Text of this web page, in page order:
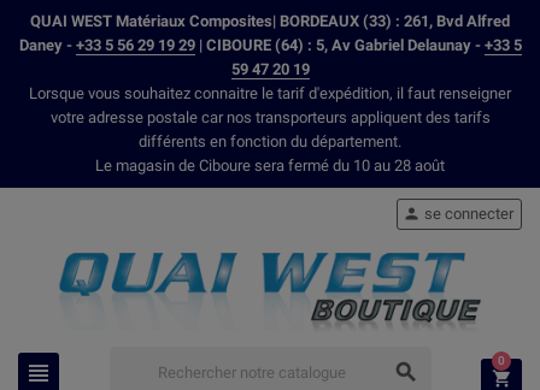
QUAI WEST Matériaux Composites| BORDEAUX (33) : 261, Bvd Alfred
Daney - +33 5 56 29 19 29| CIBOURE (64) : 5, Av Gabriel Delaunay - +33 5
59 47 20 19
Lorsque vous souhaitez connaitre le tarif d'expédition, il faut renseigner
votre adresse postale car nos transporteurs appliquent des tarifs
différents en fonction du département.
Le magasin de Ciboure sera fermé du 10 au 28 août
 
 se connecter

0